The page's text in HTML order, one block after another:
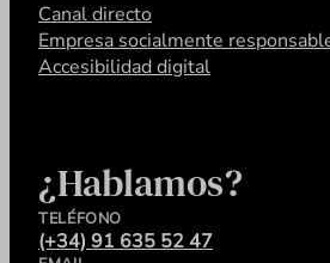
Canal directo
Empresa socialmente
Accesibilidad digital
¿Hablamos?
TELÉFONO
(+34) 91 635 52 47